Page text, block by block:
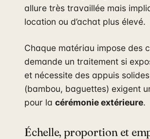
allure très travaillée mais
location ou d’achat plus élevé.
Chaque matériau impose des
demande un traitement si
et nécessite des appuis
(bambou, baguettes) exigent
pour la cérémonie extérieure.
Échelle, proportion et